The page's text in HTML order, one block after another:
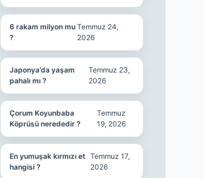
6 rakam milyon mu
?
Temmuz 24,
2026
Japonya’da yaşam
pahalı mı ?
Temmuz 23,
2026
Çorum Koyunbaba
Köprüsü nerededir ?
Temmuz
19, 2026
En yumuşak kırmızı et
hangisi ?
Temmuz 17,
2026